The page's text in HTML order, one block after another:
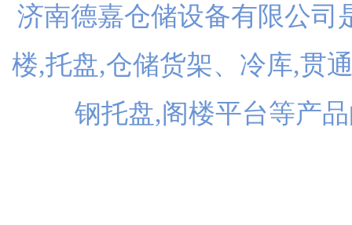
济南德嘉仓储设备有限公司
楼,托盘,仓储货架、冷库,贯
钢托盘,阁楼平台等产